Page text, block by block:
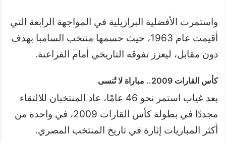
واستمرت الأفضلية البرازيلية في المواجهة الرابعة التي
أقيمت عام 1963، حيث حسمها منتخب السامبا بهدف
دون مقابل، ليعزز تفوقه التاريخي أمام الفراعنة.
كأس القارات 2009.. مباراة لا تُنسى
بعد غياب استمر نحو 46 عامًا، عاد المنتخبان للالتقاء
مجددًا في بطولة كأس القارات 2009، في واحدة من
أكثر المباريات إثارة في تاريخ المنتخب المصري.